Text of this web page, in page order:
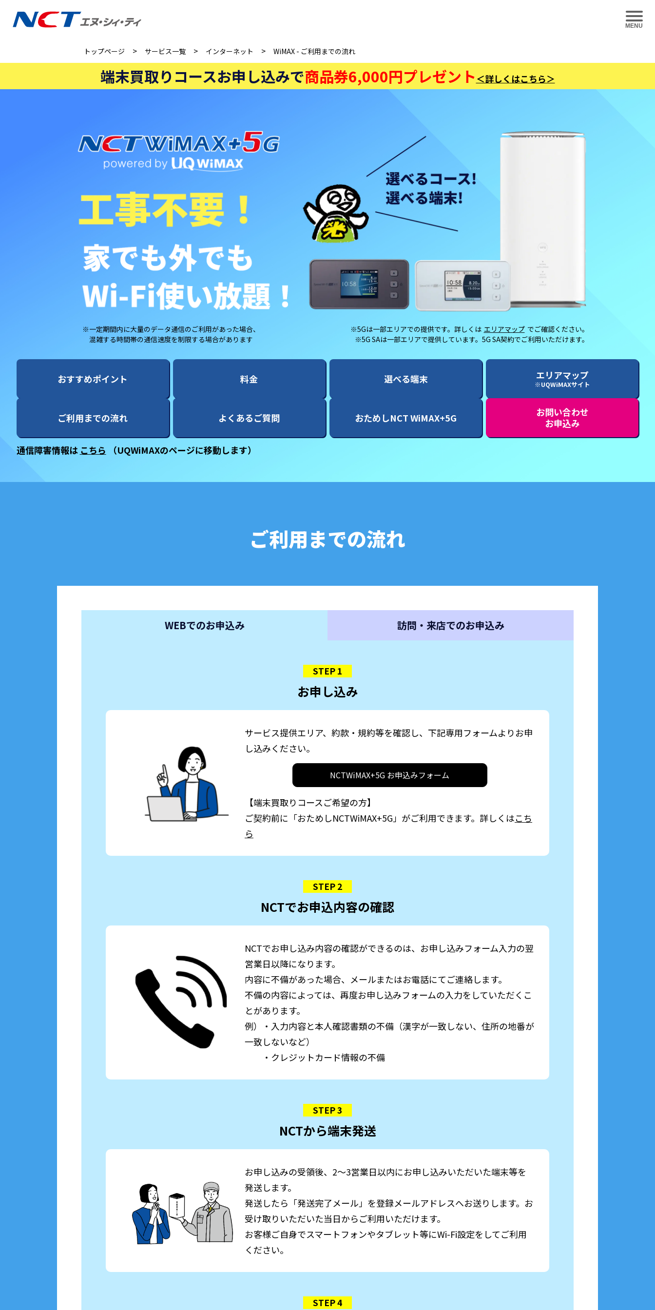
MENU
トップページ > サービス一覧 > インターネット > WiMAX - ご利用までの流れ
端末買取りコースお申し込みで商品券6,000円プレゼント＜詳しくはこちら＞
※一定期間内に大量のデータ通信のご利用があった場合、
混雑する時間帯の通信速度を制限する場合があります
※5Gは一部エリアでの提供です。 詳しくは エリアマップ でご確認ください。
※5G SAは一部エリアで提供しています。 5G SA契約でご利用いただけます。
おすすめポイント 料金 選べる端末 エリアマップ
※UQWiMAXサイト
ご利用までの流れ よくあるご質問 おためしNCT WiMAX+5G
お問い合わせ
お申込み
通信障害情報は こちら （UQWiMAXのページに移動します）
ご利用までの流れ
WEBでのお申込み 訪問・来店でのお申込み
STEP 1
お申し込み
サービス提供エリア、約款・規約等を確認し、下記専用フォームよりお申
し込みください。
NCTWiMAX+5G お申込みフォーム
【端末買取りコースご希望の方】
ご契約前に「おためしNCTWiMAX+5G」がご利用できます。詳しくはこち
ら
STEP 2
NCTでお申込内容の確認
NCTでお申し込み内容の確認ができるのは、お申し込みフォーム入力の翌
営業日以降になります。
内容に不備があった場合、メールまたはお電話にてご連絡します。
不備の内容によっては、再度お申し込みフォームの入力をしていただくこ
とがあります。
例）・入力内容と本人確認書類の不備（漢字が一致しない、住所の地番が
一致しないなど）
・クレジットカード情報の不備
STEP 3
NCTから端末発送
お申し込みの受領後、2～3営業日以内にお申し込みいただいた端末等を
発送します。
発送したら「発送完了メール」を登録メールアドレスへお送りします。お
受け取りいただいた当日からご利用いただけます。
お客様ご自身でスマートフォンやタブレット等にWi-Fi設定をしてご利用
ください。
STEP 4